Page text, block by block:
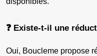
❓ Existe-t-il une
Oui, Boucleme propose